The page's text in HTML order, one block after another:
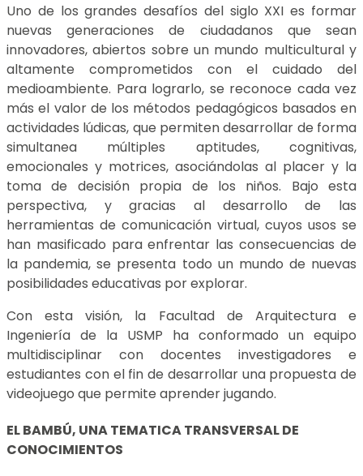
Uno de los grandes desafíos del siglo XXI es formar
nuevas generaciones de ciudadanos que sean
innovadores, abiertos sobre un mundo multicultural y
altamente comprometidos con el cuidado del
medioambiente. Para lograrlo, se reconoce cada vez
más el valor de los métodos pedagógicos basados en
actividades lúdicas, que permiten desarrollar de forma
simultanea múltiples aptitudes, cognitivas,
emocionales y motrices, asociándolas al placer y la
toma de decisión propia de los niños. Bajo esta
perspectiva, y gracias al desarrollo de las
herramientas de comunicación virtual, cuyos usos se
han masificado para enfrentar las consecuencias de
la pandemia, se presenta todo un mundo de nuevas
posibilidades educativas por explorar.
Con esta visión, la Facultad de Arquitectura e
Ingeniería de la USMP ha conformado un equipo
multidisciplinar con docentes investigadores e
estudiantes con el fin de desarrollar una propuesta de
videojuego que permite aprender jugando.
EL BAMBÚ, UNA TEMATICA TRANSVERSAL DE
CONOCIMIENTOS